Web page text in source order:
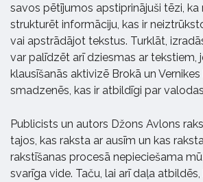
savos pētījumos apstiprinājuši tēzi,
strukturēt informāciju, kas ir
vai apstrādājot tekstus. Turklāt,
var palīdzēt arī dziesmas ar tekstiem,
klausīšanās aktivizē Brokā un Vernikes
smadzenēs, kas ir atbildīgi par
Publicists un autors Džons Avlons
tajos, kas raksta ar ausīm un kas
rakstīšanas procesā nepieciešama
svarīga vide. Taču, lai arī daļa